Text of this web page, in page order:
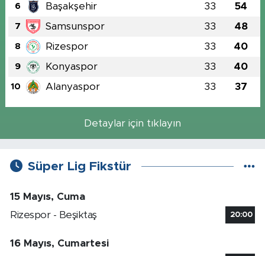
6 Başakşehir 33 54
7 Samsunspor 33 48
8 Rizespor 33 40
9 Konyaspor 33 40
10 Alanyaspor 33 37
Detaylar için tıklayın
Süper Lig Fikstür
15 Mayıs, Cuma
Rizespor - Beşiktaş
20:00
16 Mayıs, Cumartesi